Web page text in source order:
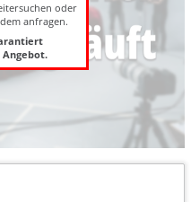
oder
anfragen.
Angebot.